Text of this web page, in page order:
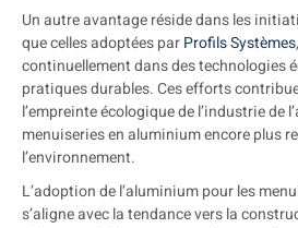
Un autre avantage réside dans les
que celles adoptées parProfils Systèmes
continuellement dans des technologies
pratiques durables. Ces efforts
l’empreinte écologique de l’industrie de
menuiseries en aluminium encore plus
l’environnement.
L’adoption de l’aluminium pour les
s’aligne avec la tendance vers la